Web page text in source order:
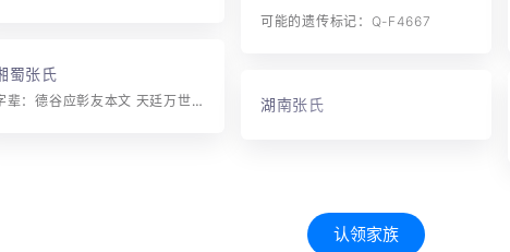
可能的遗传标记：Q-F4667
蜀张氏
字辈：德谷应彰友本文 天廷万世国维京(天万元国京大学) 光宗思继述 开胤启良贤 仁孝承先志 伦正祚永昌 湖南张氏
认领家族